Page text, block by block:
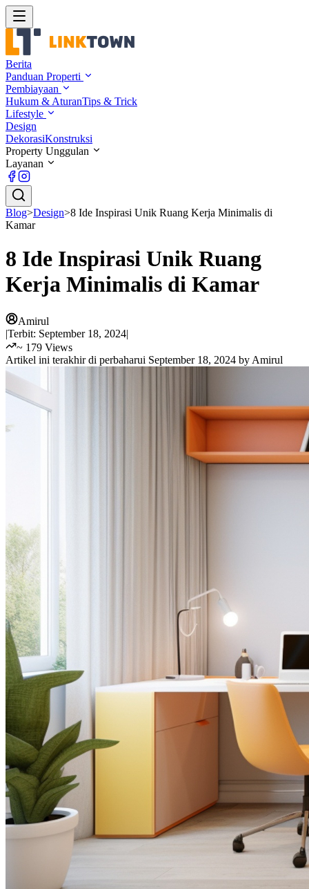
Berita
Panduan Properti
Pembiayaan
Hukum & AturanTips & Trick
Lifestyle
Design
DekorasiKonstruksi
Property Unggulan
Layanan
Blog>Design>8 Ide Inspirasi Unik Ruang Kerja Minimalis di
Kamar
8 Ide Inspirasi Unik Ruang
Kerja Minimalis di Kamar
Amirul
|Terbit: September 18, 2024|
~ 179 Views
Artikel ini terakhir di perbaharui September 18, 2024 by Amirul